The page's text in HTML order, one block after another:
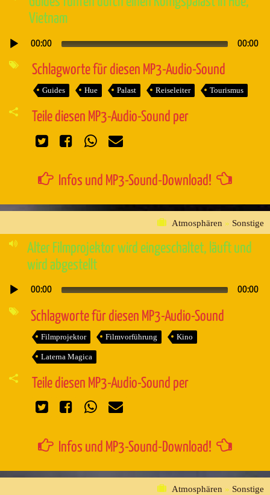
Vietnam
Audio-
00:00 00:00
Schlagworte für diesen MP3-Audio-Sound
Guides Hue Palast Reiseleiter Tourismus
Teile diesen MP3-Audio-Sound per
Infos und MP3-Sound-Download!
Atmosphären » Sonstige
Alter Filmprojektor wird eingeschaltet, läuft und
wird abgestellt
Audio-
00:00 00:00
Schlagworte für diesen MP3-Audio-Sound
Filmprojektor Filmvorführung Kino
Laterna Magica
Teile diesen MP3-Audio-Sound per
Infos und MP3-Sound-Download!
Atmosphären » Sonstige